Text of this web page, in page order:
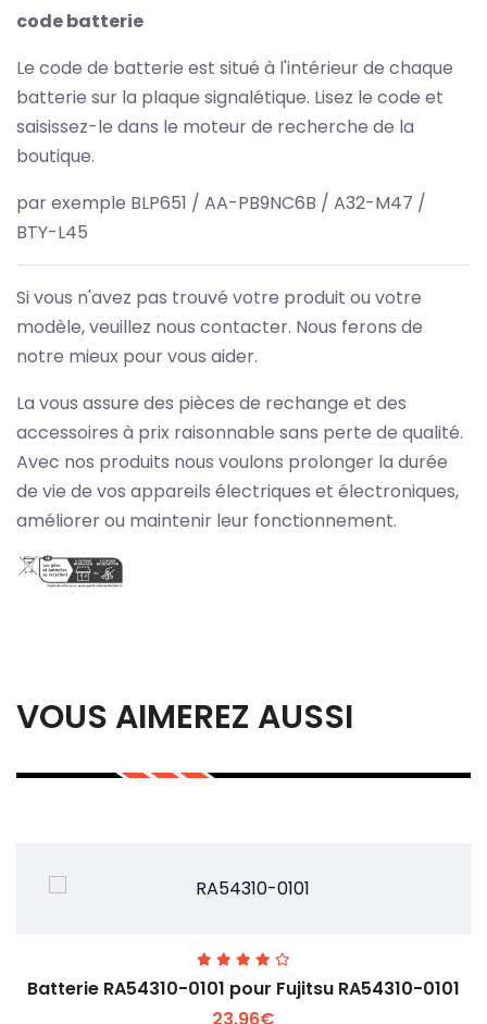
code batterie
Le code de batterie est situé à l'intérieur de chaque
batterie sur la plaque signalétique. Lisez le code et
saisissez-le dans le moteur de recherche de la
boutique.
par exemple BLP651 / AA-PB9NC6B / A32-M47 /
BTY-L45
Si vous n'avez pas trouvé votre produit ou votre
modèle, veuillez nous contacter. Nous ferons de
notre mieux pour vous aider.
La vous assure des pièces de rechange et des
accessoires à prix raisonnable sans perte de qualité.
Avec nos produits nous voulons prolonger la durée
de vie de vos appareils électriques et électroniques,
améliorer ou maintenir leur fonctionnement.
VOUS AIMEREZ AUSSI
Batterie RA54310-0101 pour Fujitsu RA54310-0101